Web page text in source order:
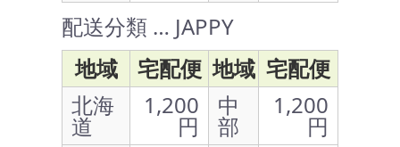
配送分類 … JAPPY
地域
宅配便 地域 宅配便
北海
道
1,200
円
中
部
1,200
円